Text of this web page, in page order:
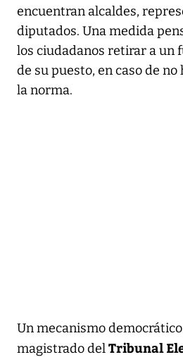
encuentran alcaldes,
diputados. Una medida
los ciudadanos retirar a un
de su puesto, en caso de
la norma.
Un mecanismo
magistrado delTribunal